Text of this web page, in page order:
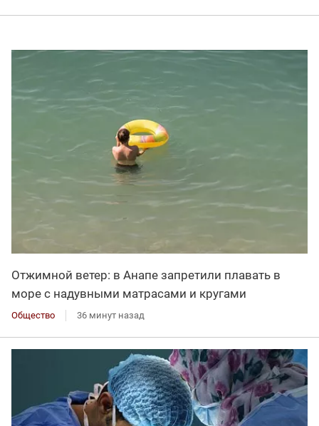
Отжимной ветер: в Анапе запретили плавать в
море с надувными матрасами и кругами
Общество 36 минут назад